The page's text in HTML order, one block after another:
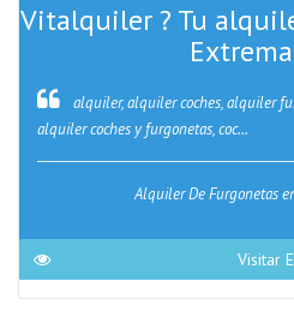
Vitalquiler ? Tu
alquiler, alquiler coches, alquiler
alquiler coches y furgonetas, coc...
Alquiler De Furgonetas
Visitar